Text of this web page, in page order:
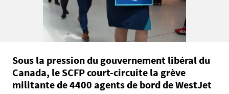
Sous la pression du gouvernement libéral du
Canada, le SCFP court-circuite la grève
militante de 4400 agents de bord de WestJet